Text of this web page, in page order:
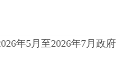
年5月至2026年7月政府